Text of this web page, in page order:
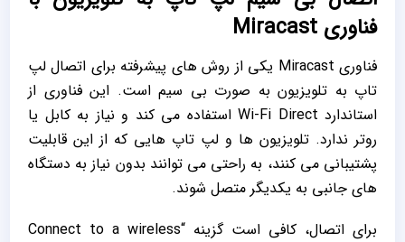
فناوری Miracast
فناوری Miracast یکی از روش ‌های پیشرفته برای اتصال لپ
تاپ به تلویزیون به ‌صورت بی ‌سیم است. این فناوری از
استاندارد Wi-Fi Direct استفاده می‌ کند و نیاز به کابل یا
روتر ندارد. تلویزیون ‌ها و لپ تاپ ‌هایی که از این قابلیت
پشتیبانی می ‌کنند، به‌ راحتی می ‌توانند بدون نیاز به دستگاه‌
های جانبی به یکدیگر متصل شوند.
برای اتصال، کافی است گزینه “Connect to a wireless